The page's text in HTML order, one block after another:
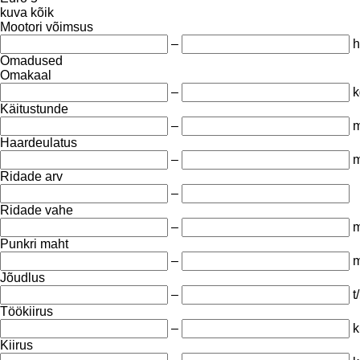
kuva kõik
Mootori võimsus
–
Omadused
Omakaal
–
Käitustunde
–
Haardeulatus
–
Ridade arv
–
Ridade vahe
–
Punkri maht
–
Jõudlus
–
Töökiirus
–
Kiirus